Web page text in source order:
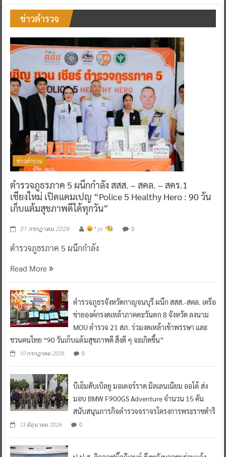
ข่าวตำรวจ
ข่าวตำรวจ
ตำรวจภูธรภาค 5 ผนึกกำลัง สสส. – สคล. – สคร.1
เชียงใหม่ เปิดแคมเปญ “Police 5 Healthy Hero : 90 วัน
เก็บแต้มสุขภาพดีได้ทุกวัน”
31 กรกฎาคม 2026 ^ jo ^ 0
ตำรวจภูธรภาค 5 ผนึกกำลัง
Read More
ตำรวจภูธรจังหวัดกาญจนบุรี ผนึก สสส.-สคล. เครือ
ข่ายองค์กรงดเหล้าภาคตะวันตก 8 จังหวัด ลงนาม
MOU ตำรวจ 21 สภ. ร่วมงดเหล้าเข้าพรรษา และ
ชวนคนไทย “90 วันเก็บแต้มสุขภาพดี สิ่งดี ๆ จะเกิดขึ้น”
10 กรกฎาคม 2026 0
บีเอ็มดับเบิลยู มอเตอร์ราด มิลเลนเนียม ออโต้ ส่ง
มอบ BMW F900GS Adventure จำนวน 15 คัน
สนับสนุนภารกิจตำรวจจราจรโครงการพระราชดำริ
13 มิถุนายน 2026 0